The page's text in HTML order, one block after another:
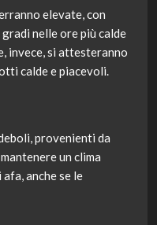
elevate, con
nelle ore più calde
invece, si attesteranno
calde e piacevoli.
provenienti da
un clima
anche se le